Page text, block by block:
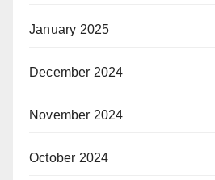
January 2025
December 2024
November 2024
October 2024